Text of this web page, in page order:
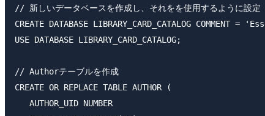
// 新しいデータベースを作成し、それをを使用するように設定
CREATE DATABASE LIBRARY_CARD_CATALOG COMMENT
USE DATABASE LIBRARY_CARD_CATALOG;
// Authorテーブルを作成
CREATE OR REPLACE TABLE AUTHOR (
   AUTHOR_UID NUMBER